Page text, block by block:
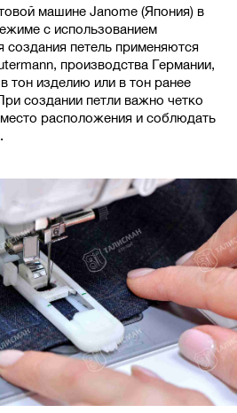
машине Janome (Япония) в
с использованием
создания петель применяются
производства Германии,
тон изделию или в тон ранее
создании петли важно четко
расположения и соблюдать